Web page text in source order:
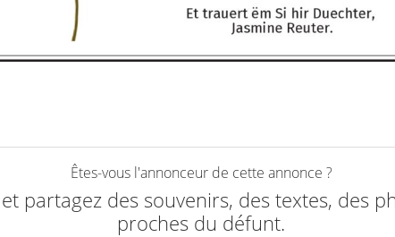
Êtes-vous l'annonceur de cette annonce ?
partagez des souvenirs, des textes, des
proches du défunt.